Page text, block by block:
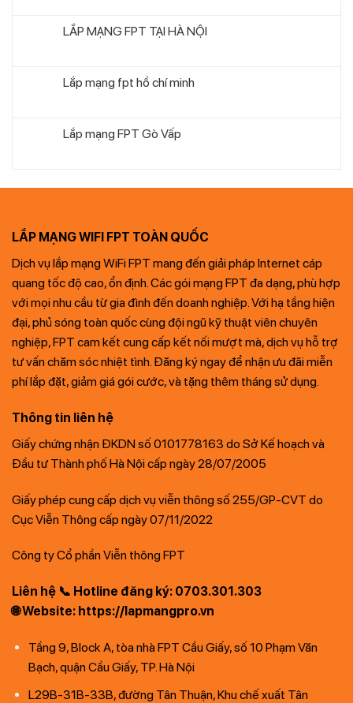
LẮP MẠNG FPT TẠI HÀ NỘI
Lắp mạng fpt hồ chí minh
Lắp mạng FPT Gò Vấp
LẮP MẠNG WIFI FPT TOÀN QUỐC
Dịch vụ lắp mạng WiFi FPT mang đến giải pháp Internet cáp
quang tốc độ cao, ổn định. Các gói mạng FPT đa dạng, phù hợp
với mọi nhu cầu từ gia đình đến doanh nghiệp. Với hạ tầng hiện
đại, phủ sóng toàn quốc cùng đội ngũ kỹ thuật viên chuyên
nghiệp, FPT cam kết cung cấp kết nối mượt mà, dịch vụ hỗ trợ
tư vấn chăm sóc nhiệt tình. Đăng ký ngay để nhận ưu đãi miễn
phí lắp đặt, giảm giá gói cước, và tặng thêm tháng sử dụng.
Thông tin liên hệ
Giấy chứng nhận ĐKDN số 0101778163 do Sở Kế hoạch và
Đầu tư Thành phố Hà Nội cấp ngày 28/07/2005
Giấy phép cung cấp dịch vụ viễn thông số 255/GP-CVT do
Cục Viễn Thông cấp ngày 07/11/2022
Công ty Cổ phần Viễn thông FPT
Liên hệ 📞 Hotline đăng ký: 0703.301.303
🌐 Website: https://lapmangpro.vn
Tầng 9, Block A, tòa nhà FPT Cầu Giấy, số 10 Phạm Văn
Bạch, quận Cầu Giấy, TP. Hà Nội
L29B-31B-33B, đường Tân Thuận, Khu chế xuất Tân